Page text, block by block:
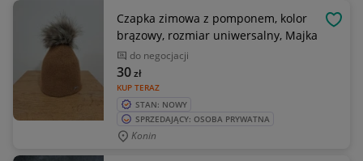
Czapka zimowa z pomponem, kolor
brązowy, rozmiar uniwersalny, Majka
do negocjacji
KUP TERAZ
30zł
STAN: NOWY
SPRZEDAJĄCY: OSOBA PRYWATNA
Konin